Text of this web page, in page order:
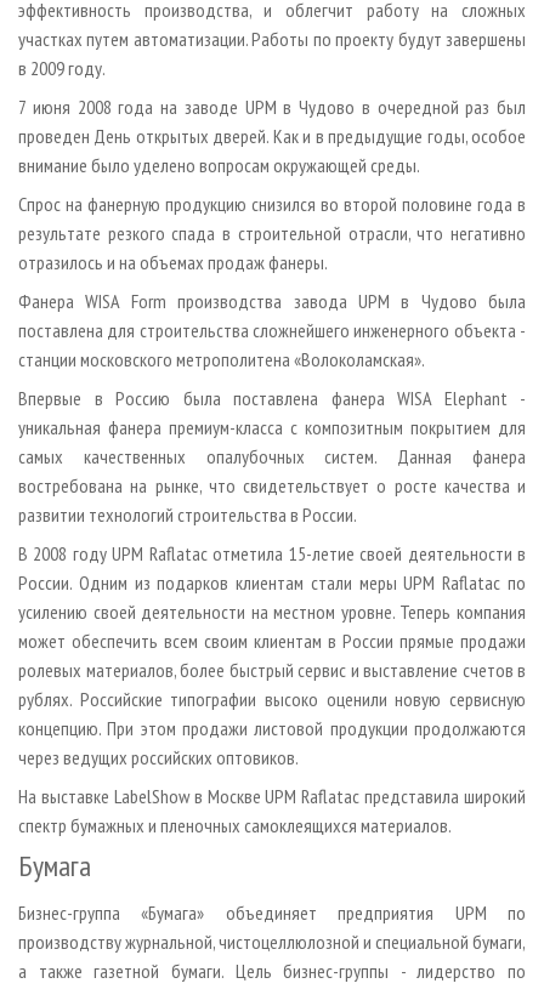
эффективность производства, и облегчит работу на сложных
участках путем автоматизации. Работы по проекту будут завершены
в 2009 году.
7 июня 2008 года на заводе UPM в Чудово в очередной раз был
проведен День открытых дверей. Как и в предыдущие годы, особое
внимание было уделено вопросам окружающей среды.
Спрос на фанерную продукцию снизился во второй половине года в
результате резкого спада в строительной отрасли, что негативно
отразилось и на объемах продаж фанеры.
Фанера WISA Form производства завода UPM в Чудово была
поставлена для строительства сложнейшего инженерного объекта -
станции московского метрополитена «Волоколамская».
Впервые в Россию была поставлена фанера WISA Elephant -
уникальная фанера премиум-класса с композитным покрытием для
самых качественных опалубочных систем. Данная фанера
востребована на рынке, что свидетельствует о росте качества и
развитии технологий строительства в России.
В 2008 году UPM Raflatac отметила 15-летие своей деятельности в
России. Одним из подарков клиентам стали меры UPM Raflatac по
усилению своей деятельности на местном уровне. Теперь компания
может обеспечить всем своим клиентам в России прямые продажи
ролевых материалов, более быстрый сервис и выставление счетов в
рублях. Российские типографии высоко оценили новую сервисную
концепцию. При этом продажи листовой продукции продолжаются
через ведущих российских оптовиков.
На выставке LabelShow в Москве UPM Raflatac представила широкий
спектр бумажных и пленочных самоклеящихся материалов.
Бумага
Бизнес-группа «Бумага» объединяет предприятия UPM по
производству журнальной, чистоцеллюлозной и специальной бумаги,
а также газетной бумаги. Цель бизнес-группы - лидерство по